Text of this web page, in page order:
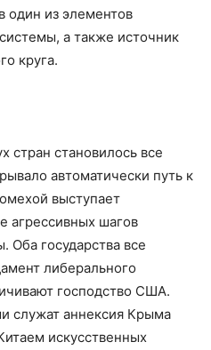
один из элементов
а также источник
круга.
стран становилось все
автоматически путь к
выступает
агрессивных шагов
Оба государства все
либерального
господство США.
служат аннексия Крыма
искусственных